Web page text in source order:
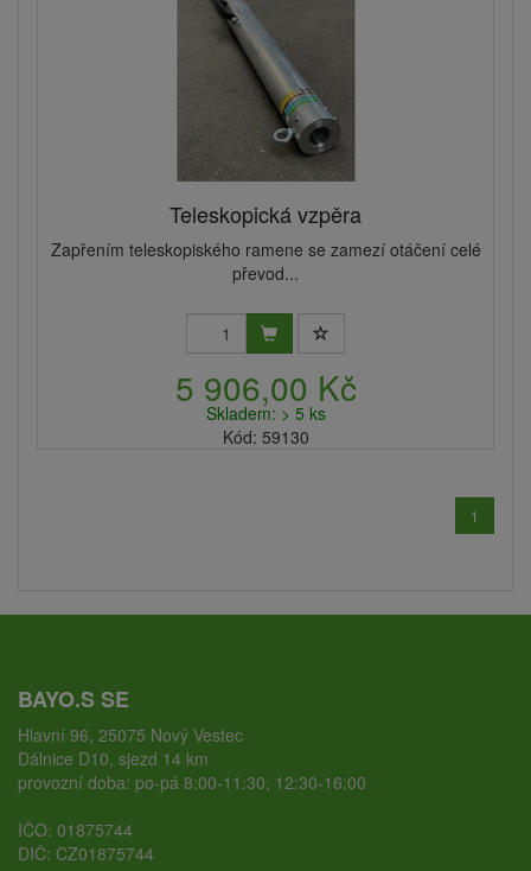
Teleskopická vzpěra
Zapřením teleskopiského ramene se zamezí otáčení celé
převod...
5 906,00 Kč
Skladem: > 5 ks
Kód: 59130
1
BAYO.S SE
Hlavní 96, 25075 Nový Vestec
Dálnice D10, sjezd 14 km
provozní doba: po-pá 8:00-11:30, 12:30-16:00
IČO: 01875744
DIČ: CZ01875744